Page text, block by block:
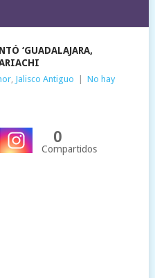
‘GUADALAJARA,
, Jalisco Antiguo
No hay
0
Compartidos